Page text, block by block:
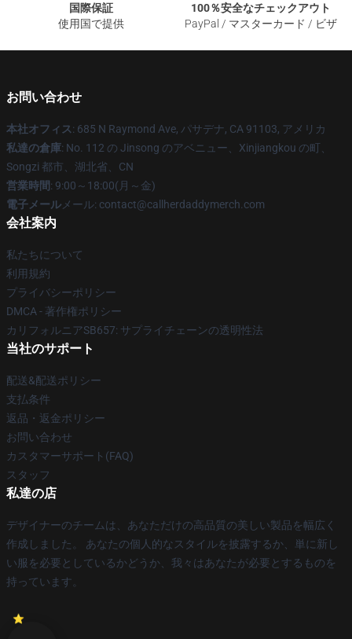
国際保証
使用国で提供
100％安全なチェックアウト
PayPal / マスターカード / ビザ
お問い合わせ
本社オフィス: 685 N Raymond Ave, パサデナ, CA 91103, アメリカ
私達の倉庫: No. 112 の Jinsong のアベニュー、Xinjiangkou の町、
Songzi 都市、湖北省、CN
営業時間: 9:00～18:00(月～金)
電子メール メール: contact@callherdaddymerch.com
会社案内
私たちについて
利用規約
プライバシーポリシー
DMCA - 著作権ポリシー
カリフォルニアSB657: サプライチェーンの透明性法
当社のサポート
配送&配送ポリシー
支払条件
返品・返金ポリシー
お問い合わせ
カスタマーサポート(FAQ)
スタッフ
私達の店
デザイナーのチームは、あなただけの高品質の美しい製品を幅広く
作成しました。 あなたの個人的なスタイルを披露するか、単に新し
い服を必要としているかどうか、我々はあなたが必要とするものを
持っています。